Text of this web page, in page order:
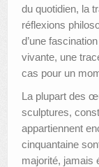
du quotidien, la
réflexions
d’une
vivante, une
cas pour un
La plupart des
sculptures,
appartiennent
cinquantaine
majorité, jamais